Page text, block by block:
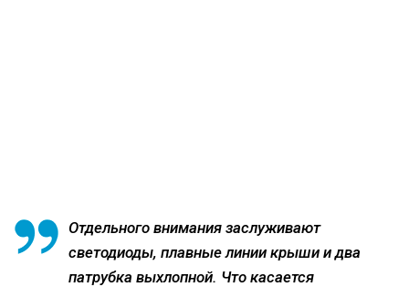
Отдельного внимания заслуживают
светодиоды, плавные линии крыши и два
патрубка выхлопной. Что касается